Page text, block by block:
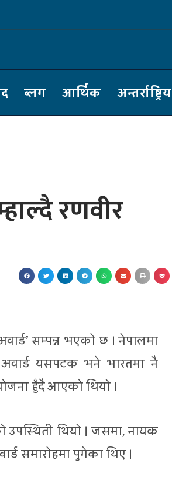
ब्लग आर्थिक अन्तर्राष्ट्रिय
रणवीर
सम्पन्न भएको छ । नेपालमा
यसपटक भने भारतमा नै
हुँदै आएको थियो ।
थियो । जसमा, नायक
समारोहमा पुगेका थिए ।